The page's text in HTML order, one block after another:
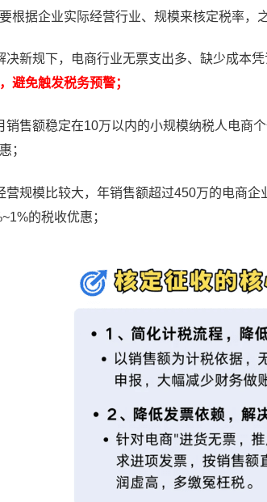
根据企业实际经营行业、规模来核定税率，
决新规下，电商行业无票支出多、缺少成本凭
避免触发税务预警；
销售额稳定在10万以内的小规模纳税人电商
；
营规模比较大，年销售额超过450万的电商
的税收优惠；